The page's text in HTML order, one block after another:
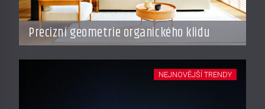
Precizní geometrie organického klidu
NEJNOVĚJŠÍ TRENDY